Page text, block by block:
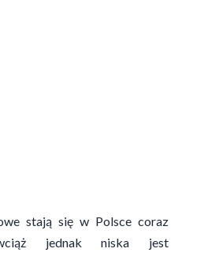
stają się w Polsce coraz
wciąż jednak niska jest